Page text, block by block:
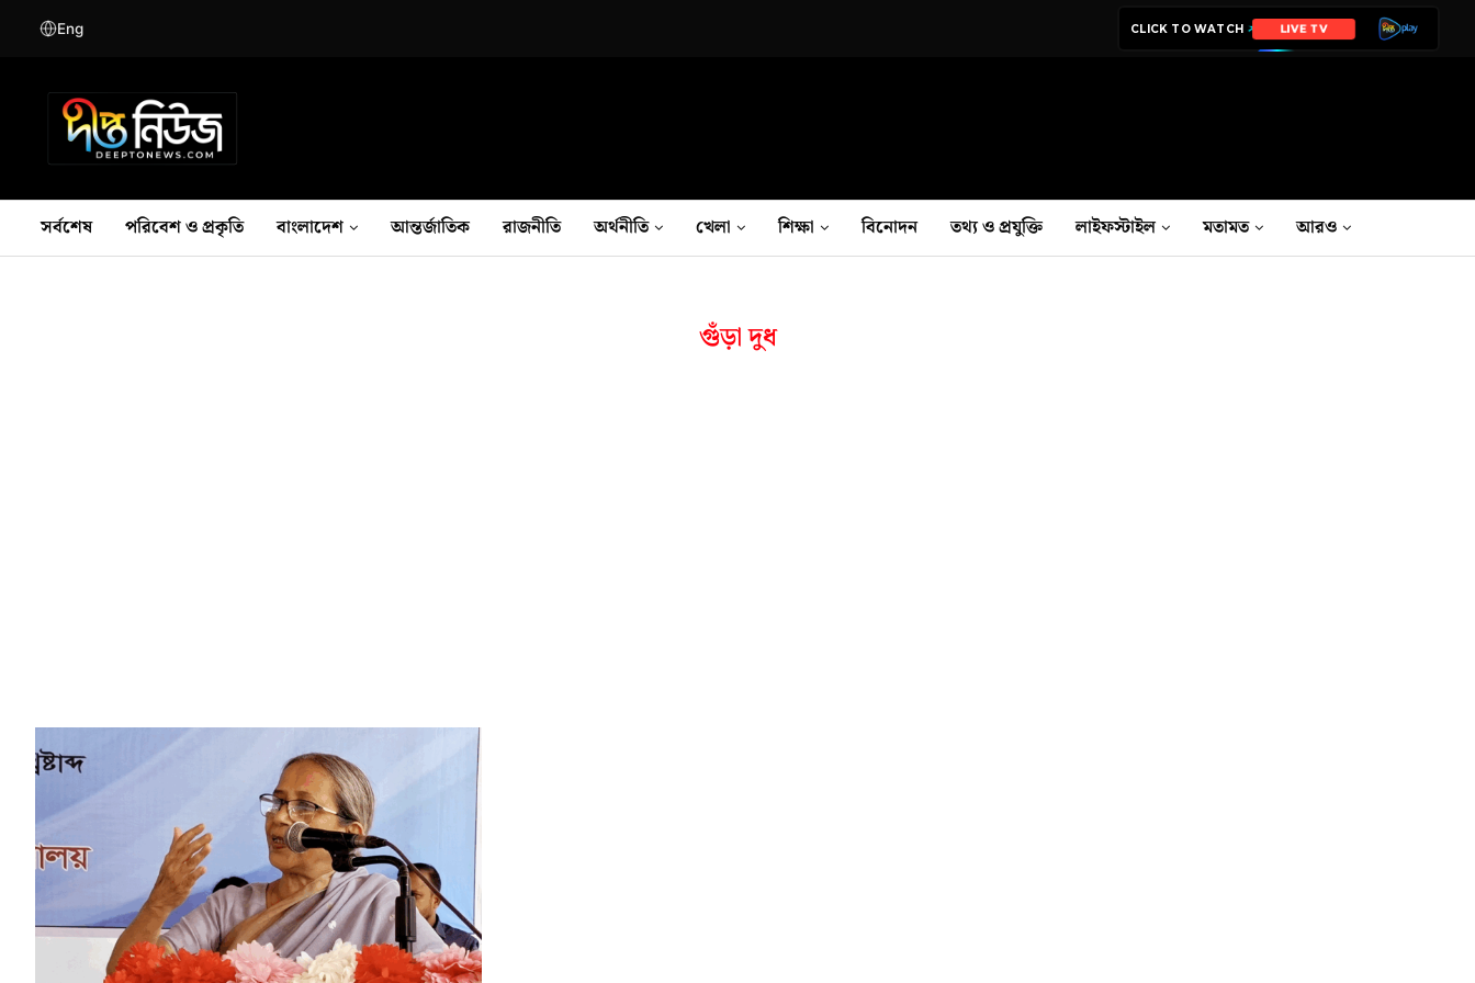
Eng CLICK TO WATCH LIVE TV
সর্বশেষ পরিবেশ ও প্রকৃতি বাংলাদেশ আন্তর্জাতিক রাজনীতি অর্থনীতি খেলা শিক্ষা বিনোদন তথ‍্য ও প্রযুক্তি লাইফস্টাইল মতামত আরও
গুঁড়া দুধ